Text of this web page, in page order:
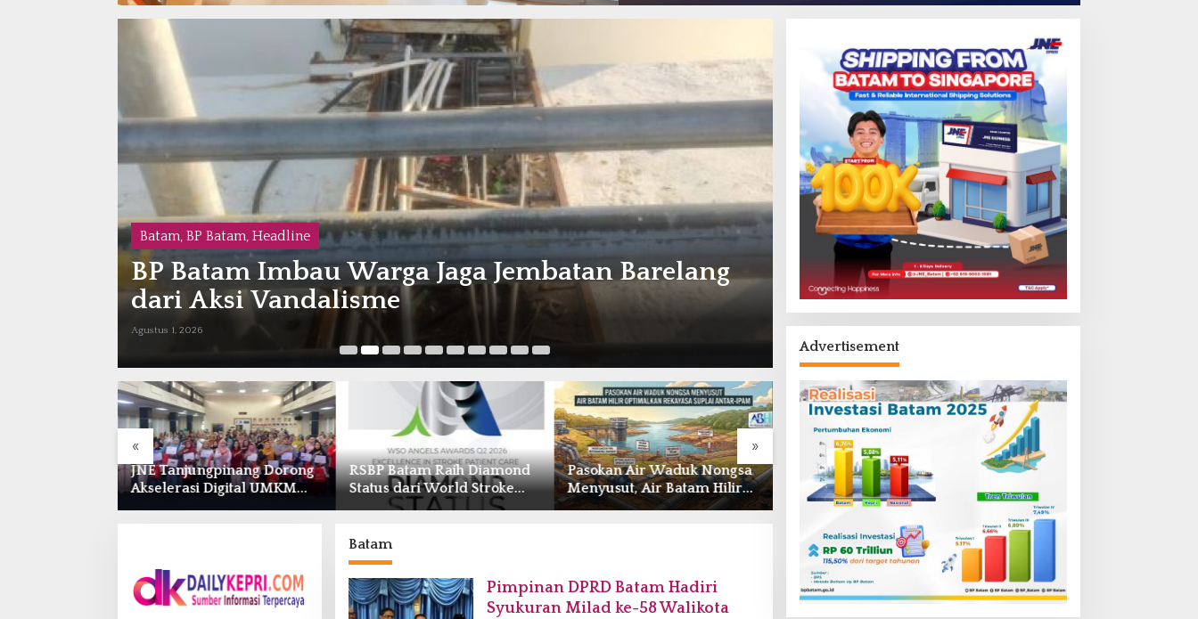
Batam, Headline
Imigrasi Batam Uji Coba Layanan ULTIMA I’M SEZ
di KEK Tanjung Sauh
Juli 31, 2026
Batam,Headline
Himbauan Menampung Air,
Penyambungan Pipa Besok
« »
RSBP Batam Raih Diamond
Status dari World Stroke
Pasokan Air Waduk Nongsa
Menyusut, Air Batam Hilir
Optimalkan Rekayasa Suplai
BP Batam Resmi Buka
Batam Prime International
Grassroot Football Festival
Sambut HUT RI, Grand
Mercure Batam Centre
Gelar Promo Kuliner
‘Flavours of Nusantara’
Jemput Bola Layanan Publik
di Bintan, Ombudsman
Kepri Serap Keluhan Bansos
hingga Solar Nelayan
Batam
Pimpinan DPRD Batam Hadiri
Syukuran Milad ke-58 Walikota
Advertisement